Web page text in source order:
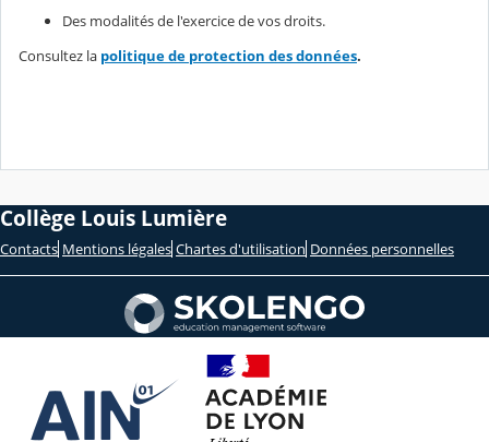
Des modalités de l'exercice de vos droits.
Consultez la politique de protection des données.
Collège Louis Lumière
Contacts Mentions légales Chartes d'utilisation Données personnelles